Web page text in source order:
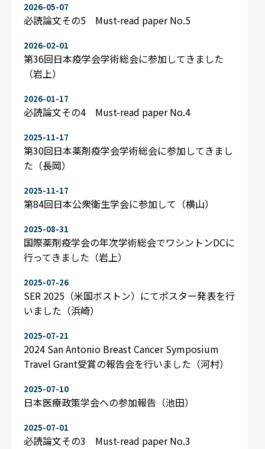
2026-05-07
必読論文その5 Must-read paper No.5
2026-02-01
第36回日本疫学会学術総会に参加してきました
（岩上）
2026-01-17
必読論文その4 Must-read paper No.4
2025-11-17
第30回日本薬剤疫学会学術総会に参加してきまし
た（長岡）
2025-11-17
第84回日本公衆衛生学会に参加して（横山）
2025-08-31
国際薬剤疫学会の年次学術総会でワシントンDCに
行ってきました（岩上）
2025-07-26
SER 2025（米国ボストン）にてポスター発表を行
いました（浜崎）
2025-07-21
2024 San Antonio Breast Cancer Symposium
Travel Grant受賞の報告会を行いました（河村）
2025-07-10
日本医療政策学会への参加報告（池田）
2025-07-01
必読論文その3 Must-read paper No.3